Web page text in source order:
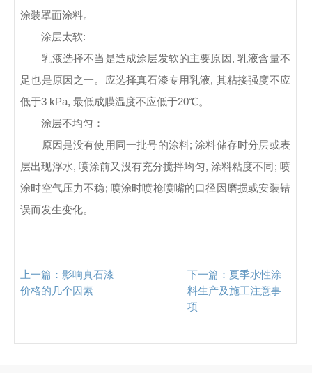
涂装罩面涂料。
涂层太软:
乳液选择不当是造成涂层发软的主要原因, 乳液含量不
足也是原因之一。应选择真石漆专用乳液, 其粘接强度不应
低于3 kPa, 最低成膜温度不应低于20℃。
涂层不均匀：
原因是没有使用同一批号的涂料; 涂料储存时分层或表
层出现浮水, 喷涂前又没有充分搅拌均匀, 涂料粘度不同; 喷
涂时空气压力不稳; 喷涂时喷枪喷嘴的口径因磨损或安装错
误而发生变化。
上一篇：影响真石漆
价格的几个因素
下一篇： 夏季水性涂
料生产及施工注意事
项